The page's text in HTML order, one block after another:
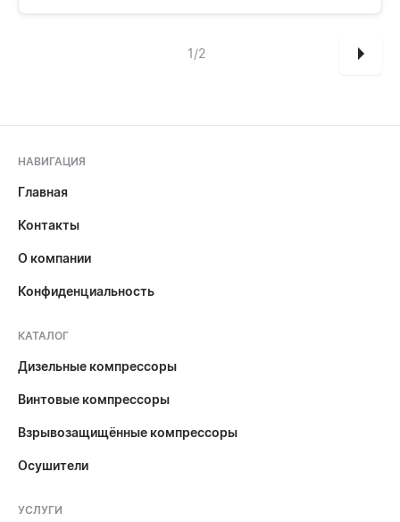
1/2
НАВИГАЦИЯ
Главная
Контакты
О компании
Конфиденциальность
КАТАЛОГ
Дизельные компрессоры
Винтовые компрессоры
Взрывозащищённые компрессоры
Осушители
УСЛУГИ